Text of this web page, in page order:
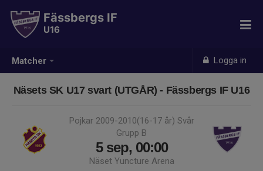
Matcher Logga in
Fässbergs IF
U16
Näsets SK U17 svart (UTGÅR) - Fässbergs IF U16
Pojkar 2009-2010(16-17 år) Svår
Grupp B
5 sep, 00:00
Näset Yuncture Arena